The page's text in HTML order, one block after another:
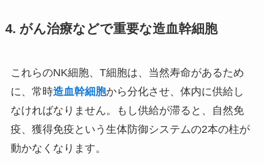
4. がん治療などで重要な造血幹細胞
これらのNK細胞、T細胞は、当然寿命があるため
に、常時造血幹細胞から分化させ、体内に供給し
なければなりません。もし供給が滞ると、自然免
疫、獲得免疫という生体防御システムの2本の柱が
動かなくなります。